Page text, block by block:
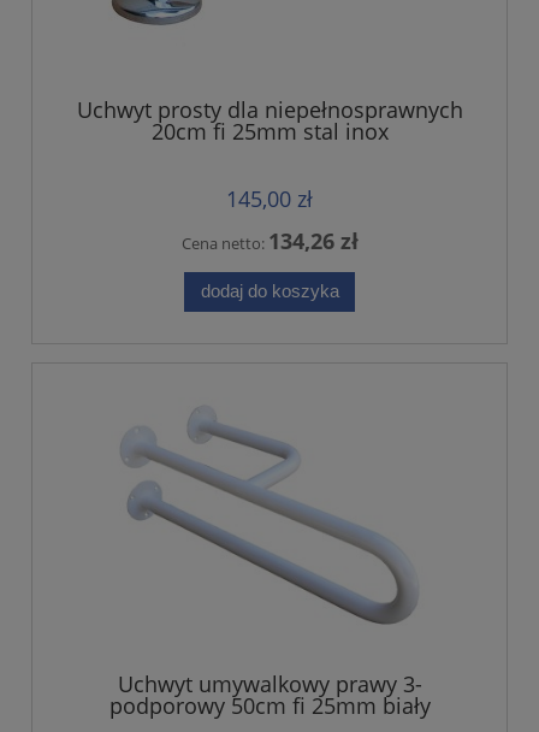
Uchwyt prosty dla niepełnosprawnych
20cm fi 25mm stal inox
145,00 zł
Cena netto: 134,26 zł
dodaj do koszyka
Uchwyt umywalkowy prawy 3-
podporowy 50cm fi 25mm biały